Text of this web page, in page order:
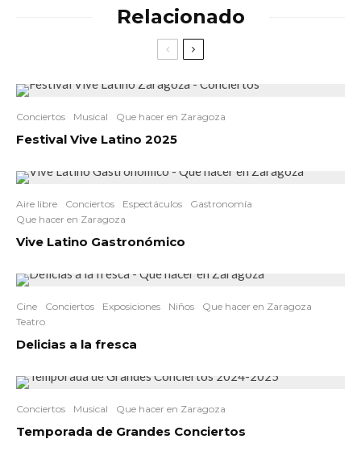
Relacionado
Conciertos Musical Que hacer en Zaragoza
Festival Vive Latino 2025
Aire libre Conciertos Espectáculos
Gastronomía
Que hacer en Zaragoza
Vive Latino Gastronómico
Cine Conciertos Exposiciones Niños
Que hacer en Zaragoza
Teatro
Delicias a la fresca
Conciertos Musical Que hacer en Zaragoza
Temporada de Grandes Conciertos